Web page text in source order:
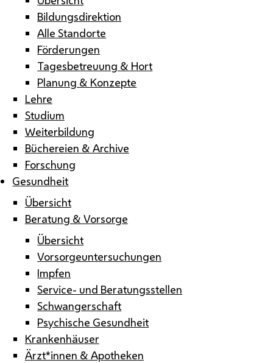
Bildungsdirektion
Alle Standorte
Förderungen
Tagesbetreuung & Hort
Planung & Konzepte
Lehre
Studium
Weiterbildung
Büchereien & Archive
Forschung
Gesundheit
Übersicht
Beratung & Vorsorge
Übersicht
Vorsorgeuntersuchungen
Impfen
Service- und Beratungsstellen
Schwangerschaft
Psychische Gesundheit
Krankenhäuser
Ärzt*innen & Apotheken